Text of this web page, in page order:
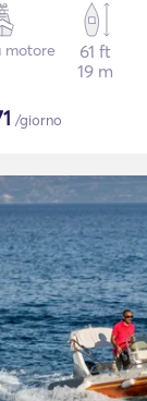
motore
61 ft
19 m
/giorno